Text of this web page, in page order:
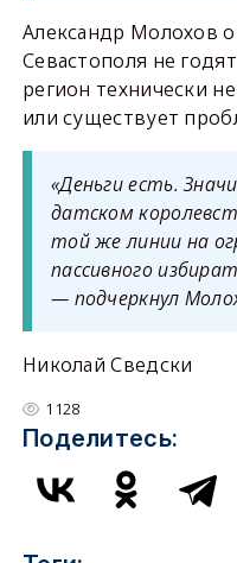
Александр Молохов
Севастополя не
регион технически
или существует
«Деньги есть.
датском
той же линии на
пассивного
— подчеркнул
Николай Сведски
1128
Поделитесь: